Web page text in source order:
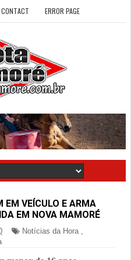
CONTACT ERROR PAGE
EM VEÍCULO E ARMA
EM NOVA MAMORÉ
Notícias da Hora,